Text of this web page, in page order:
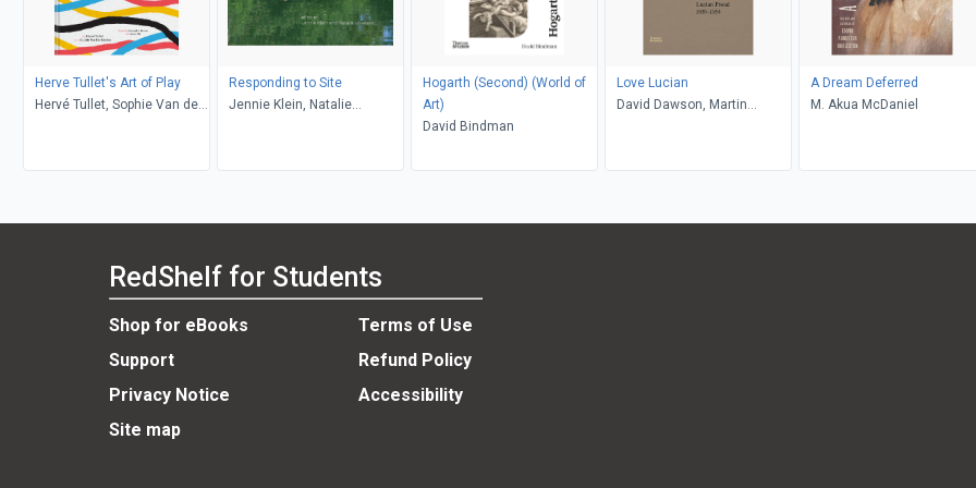
Herve Tullet's Art of Play
Hervé Tullet, Sophie Van der
Responding to Site
Jennie Klein, Natalie
Hogarth (Second) (World of
Art)
David Bindman
Love Lucian
David Dawson, Martin
A Dream Deferred
M. Akua McDaniel
RedShelf for Students
Shop for eBooks
Terms of Use
Support
Refund Policy
Privacy Notice
Accessibility
Site map